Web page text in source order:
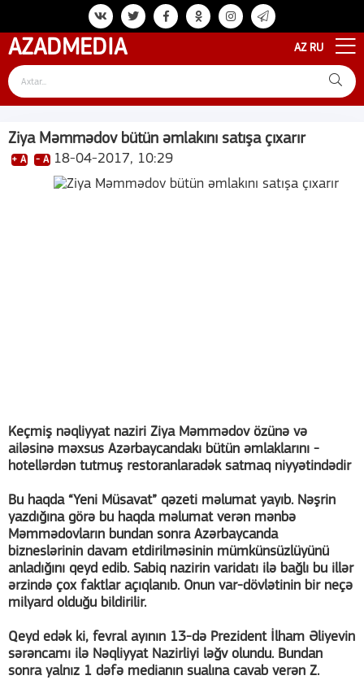
AZADMEDIA AZ RU
Ziya Məmmədov bütün əmlakını satışa çıxarır
+ A - A 18-04-2017, 10:29
Keçmiş nəqliyyat naziri Ziya Məmmədov özünə və
ailəsinə məxsus Azərbaycandakı bütün əmlaklarını -
hotellərdən tutmuş restoranlaradək satmaq niyyətindədir
Bu haqda “Yeni Müsavat” qəzeti məlumat yayıb. Nəşrin
yazdığına görə bu haqda məlumat verən mənbə
Məmmədovların bundan sonra Azərbaycanda
bizneslərinin davam etdirilməsinin mümkünsüzlüyünü
anladığını qeyd edib. Sabiq nazirin varidatı ilə bağlı bu illər
ərzində çox faktlar açıqlanıb. Onun var-dövlətinin bir neçə
milyard olduğu bildirilir.
Qeyd edək ki, fevral ayının 13-də Prezident İlham Əliyevin
sərəncamı ilə Nəqliyyat Nazirliyi ləğv olundu. Bundan
sonra yalnız 1 dəfə medianın sualına cavab verən Z.